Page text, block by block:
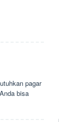
pagar
bisa